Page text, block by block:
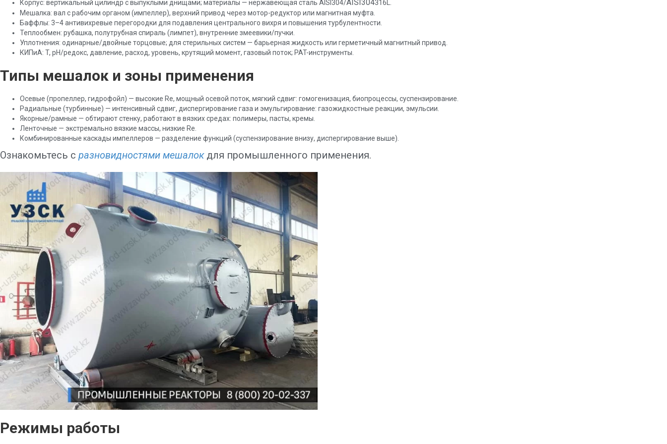
Корпус: вертикальный цилиндр с выпуклыми днищами; материалы — нержавеющая сталь AISI304/AISI304316L.
Мешалка: вал с рабочим органом (импеллер), верхний привод через мотор-редуктор или магнитная муфта.
Баффлы: 3–4 антивихревые перегородки для подавления центрального вихря и повышения турбулентности.
Теплообмен: рубашка, полутрубная спираль (лимпет), внутренние змеевики/пучки.
Уплотнения: одинарные/двойные торцовые; для стерильных систем — барьерная жидкость или герметичный магнитный привод.
КИПиА: T, pH/редокс, давление, расход, уровень, крутящий момент, газовый поток; PAT-инструменты.
Типы мешалок и зоны применения
Осевые (пропеллер, гидрофойл) — высокие Re, мощный осевой поток, мягкий сдвиг: гомогенизация, биопроцессы, суспензирование.
Радиальные (турбинные) — интенсивный сдвиг, диспергирование газа и эмульгирование: газожидкостные реакции, эмульсии.
Якорные/рамные — обтирают стенку, работают в вязких средах: полимеры, пасты, кремы.
Ленточные — экстремально вязкие массы, низкие Re.
Комбинированные каскады импеллеров — разделение функций (суспензирование внизу, диспергирование выше).
Ознакомьтесь с разновидностями мешалок для промышленного применения.
Режимы работы